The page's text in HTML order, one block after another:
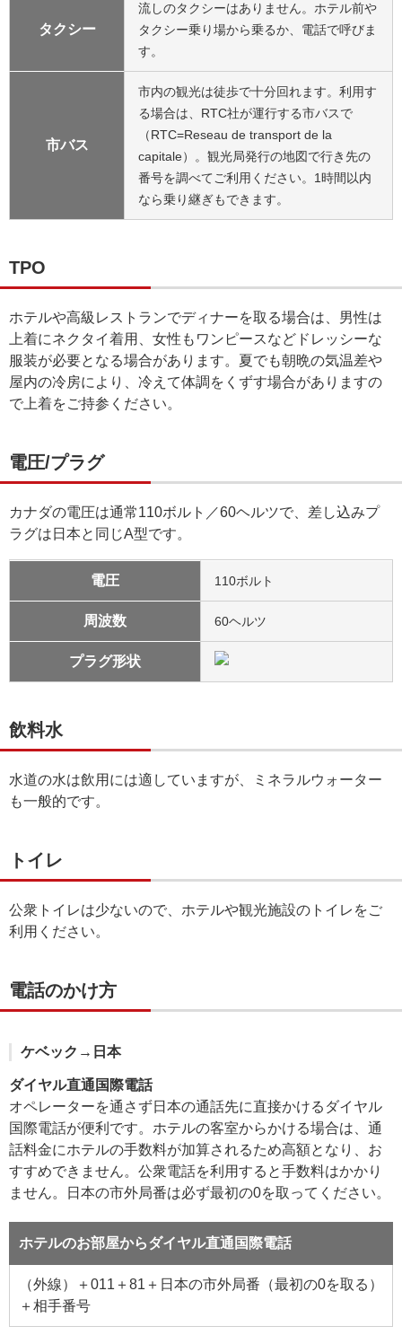
タクシー
流しのタクシーはありません。ホテル前や
タクシー乗り場から乗るか、電話で呼びま
す。
市バス
市内の観光は徒歩で十分回れます。利用す
る場合は、RTC社が運行する市バスで
（RTC=Reseau de transport de la
capitale）。観光局発行の地図で行き先の
番号を調べてご利用ください。1時間以内
なら乗り継ぎもできます。
TPO
ホテルや高級レストランでディナーを取る場合は、男性は
上着にネクタイ着用、女性もワンピースなどドレッシーな
服装が必要となる場合があります。夏でも朝晩の気温差や
屋内の冷房により、冷えて体調をくずす場合がありますの
で上着をご持参ください。
電圧/プラグ
カナダの電圧は通常110ボルト／60ヘルツで、差し込みプ
ラグは日本と同じA型です。
電圧 110ボルト
周波数 60ヘルツ
プラグ形状
飲料水
水道の水は飲用には適していますが、ミネラルウォーター
も一般的です。
トイレ
公衆トイレは少ないので、ホテルや観光施設のトイレをご
利用ください。
電話のかけ方
ケベック→日本
ダイヤル直通国際電話
オペレーターを通さず日本の通話先に直接かけるダイヤル
国際電話が便利です。ホテルの客室からかける場合は、通
話料金にホテルの手数料が加算されるため高額となり、お
すすめできません。公衆電話を利用すると手数料はかかり
ません。日本の市外局番は必ず最初の0を取ってください。
ホテルのお部屋からダイヤル直通国際電話
（外線）＋011＋81＋日本の市外局番（最初の0を取る）
＋相手番号